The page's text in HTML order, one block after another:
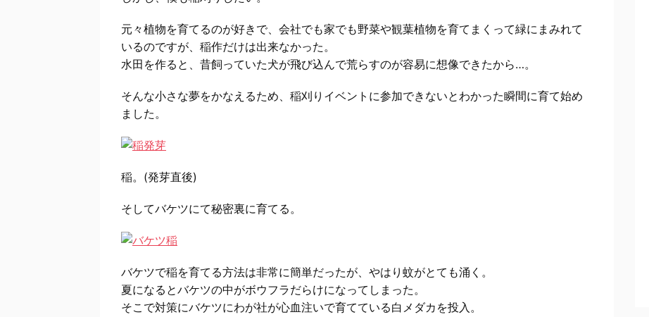
元々植物を育てるのが好きで、会社でも家でも野菜や観葉植物を育てまくって緑にまみれて
いるのですが、稲作だけは出来なかった。
水田を作ると、昔飼っていた犬が飛び込んで荒らすのが容易に想像できたから…。
そんな小さな夢をかなえるため、稲刈りイベントに参加できないとわかった瞬間に育て始め
ました。
稲。(発芽直後)
そしてバケツにて秘密裏に育てる。
バケツで稲を育てる方法は非常に簡単だったが、やはり蚊がとても涌く。
夏になるとバケツの中がボウフラだらけになってしまった。
そこで対策にバケツにわが社が心血注いで育てている白メダカを投入。